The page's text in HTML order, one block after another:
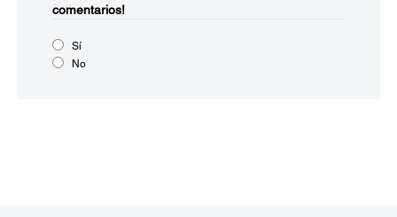
comentarios!
Sí
No